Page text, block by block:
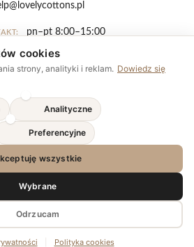
pn–pt 8:00–15:00
EUR
Regulamin
prywatności
Płatności
Wszelkie prawa zastrzeżone.
codingmaks.com
cookies
strony, analityki i reklam. Dowiedz się
Analityczne
Preferencyjne
wszystkie
Wybrane
Odrzucam
Polityka cookies
urlopowa. Z wysyłkami ruszamy
wtorku 11.08